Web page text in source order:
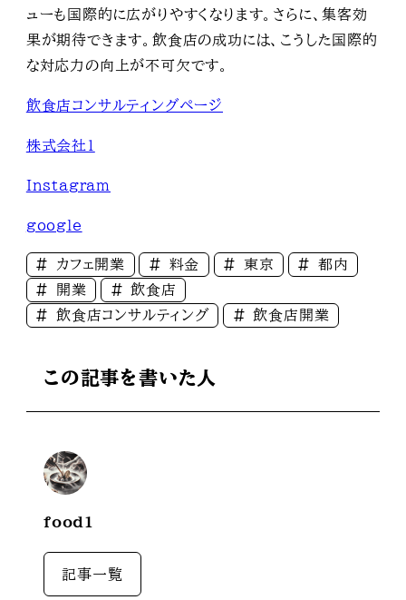
ューも国際的に広がりやすくなります。さらに、集客効
果が期待できます。飲食店の成功には、こうした国際的
な対応力の向上が不可欠です。
飲食店コンサルティングページ
株式会社1
Instagram
google
カフェ開業 料金 東京
都内
開業
飲食店
飲食店コンサルティング
飲食店開業
この記事を書いた人
food1
記事一覧